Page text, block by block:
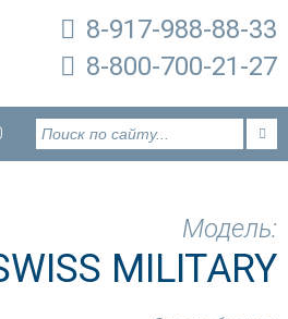
8-917-988-88-33
8-800-700-21-27
Модель:
MILITARY